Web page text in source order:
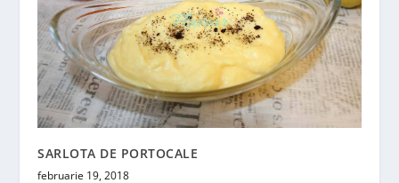
SARLOTA DE PORTOCALE
februarie 19, 2018